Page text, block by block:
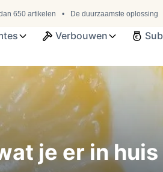
650 artikelen De duurzaamste oplossing
Verbouwen
je er in